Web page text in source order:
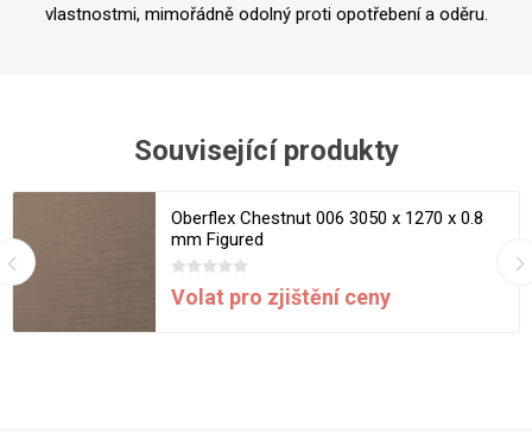
vlastnostmi, mimořádně odolný proti opotřebení a oděru.
Související produkty
Oberflex Chestnut 006 3050 x 1270 x 0.8
mm Figured
Volat pro zjištění ceny